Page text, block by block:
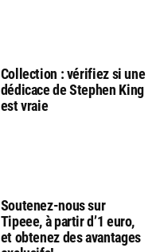
Collection : vérifiez si une
dédicace de Stephen King
est vraie
Soutenez-nous sur
Tipeee, à partir d’1 euro,
et obtenez des avantages